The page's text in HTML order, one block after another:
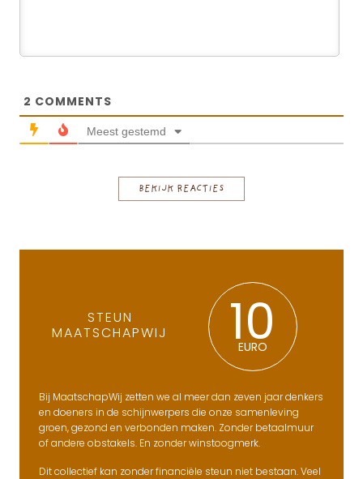
2 COMMENTS
Meest gestemd
BEKIJK REACTIES
STEUN
MAATSCHAPWIJ
10
EURO
Bij MaatschapWij zetten we al meer dan zeven jaar denkers
en doeners in de schijnwerpers die onze samenleving
groen, gezond en verbonden maken. Zonder betaalmuur
of andere obstakels. En zonder winstoogmerk.
Dit collectief kan zonder financiële steun niet bestaan. Veel